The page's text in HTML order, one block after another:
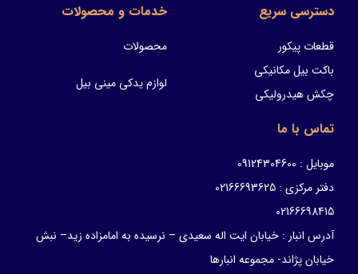
دسترسی سریع
قطعات پیکور
باکت بیل مکانیکی
چکش هیدرولیکی
خدمات و محصولات
محصولات
لوازم یدکی مینی بیل
تماس با ما
موبایل : 09124304600
دفتر مرکزی : 02166693625
02166698415
آدرس انبار : خیابان ایت اله سعیدی – نرسیده به امامزاده زید– نبش
خیابان پژاند- مجموعه انبارها